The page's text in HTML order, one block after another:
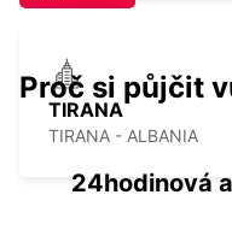
TIRANA
TIRANA - ALBANIA
Proč si půjčit
24hodinová